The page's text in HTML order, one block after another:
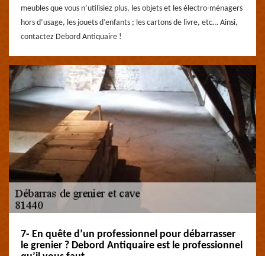
meubles que vous n’utilisiez plus, les objets et les électro-ménagers
hors d’usage, les jouets d’enfants ; les cartons de livre, etc… Ainsi,
contactez Debord Antiquaire !
7- En quête d’un professionnel pour débarrasser
le grenier ? Debord Antiquaire est le professionnel